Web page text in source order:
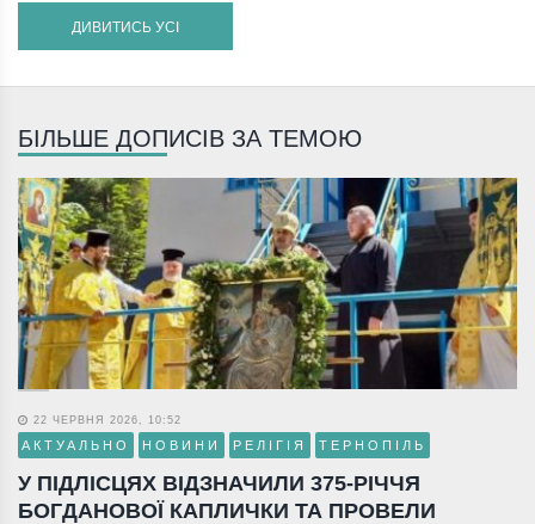
ДИВИТИСЬ УСІ
БІЛЬШЕ ДОПИСІВ ЗА ТЕМОЮ
22 ЧЕРВНЯ 2026, 10:52
АКТУАЛЬНО НОВИНИ РЕЛІГІЯ ТЕРНОПІЛЬ
У ПІДЛІСЦЯХ ВІДЗНАЧИЛИ 375-РІЧЧЯ
БОГДАНОВОЇ КАПЛИЧКИ ТА ПРОВЕЛИ